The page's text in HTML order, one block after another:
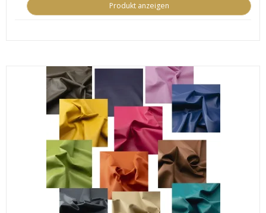
Produkt anzeigen